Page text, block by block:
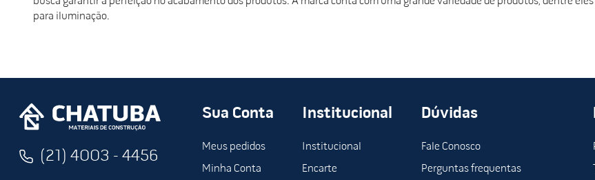
para iluminação.
(21) 4003 - 4456
Sua Conta
Meus pedidos
Minha Conta
Institucional
Institucional
Encarte
Dúvidas
Fale Conosco
Perguntas frequentas